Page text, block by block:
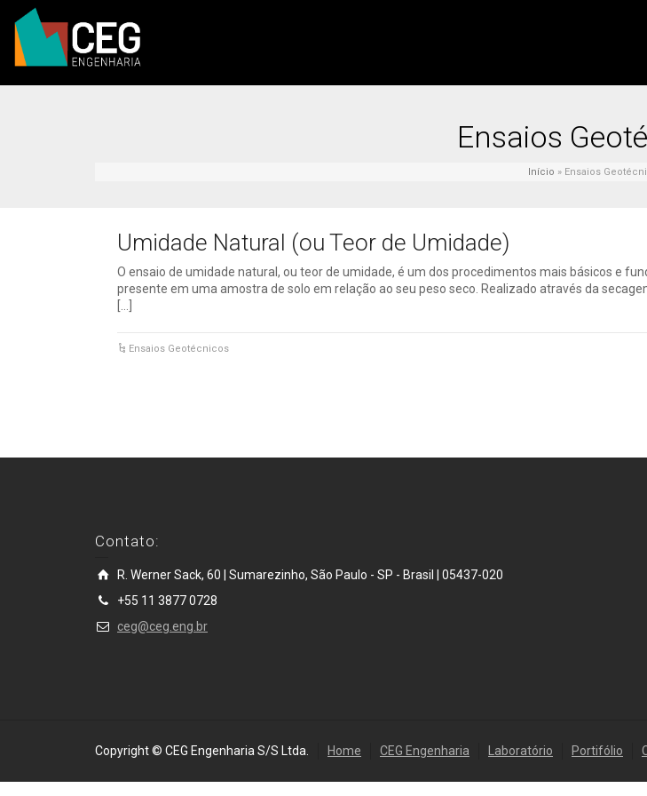
Ensaios
Início » Ensaios
Umidade Natural (ou Teor de Umidade)
O ensaio de umidade natural, ou teor de umidade, é um dos procedimentos mais básicos e
presente em uma amostra de solo em relação ao seu peso seco. Realizado através da
Ensaios Geotécnicos
Contato:
R. Werner Sack, 60 | Sumarezinho, São Paulo - SP - Brasil | 05437-020
+55 11 3877 0728
ceg@ceg.eng.br
Copyright © CEG Engenharia S/S Ltda. Home CEG Engenharia Laboratório Portifólio